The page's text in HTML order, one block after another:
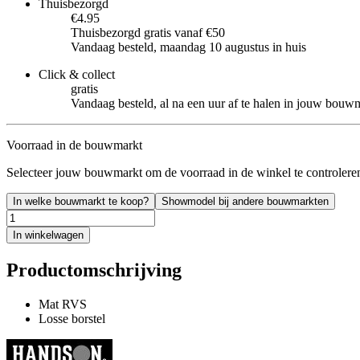
Thuisbezorgd
€4.95
Thuisbezorgd gratis vanaf €50
Vandaag besteld, maandag 10 augustus in huis
Click & collect
gratis
Vandaag besteld, al na een uur af te halen in jouw
Voorraad in de bouwmarkt
Selecteer jouw bouwmarkt om de voorraad in de winkel te
In welke bouwmarkt te koop? Showmodel bij andere bouwmarkten
In winkelwagen
Productomschrijving
Mat RVS
Losse borstel